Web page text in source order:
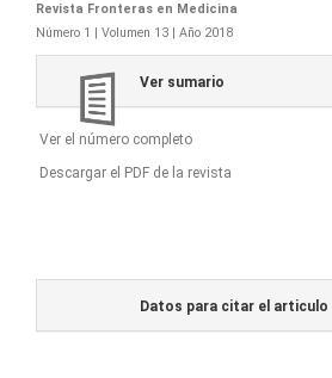
Revista Fronteras en Medicina
Número 1 | Volumen 13 | Año 2018
Ver sumario
Ver el número completo
Descargar el PDF de la revista
Datos para citar el articulo